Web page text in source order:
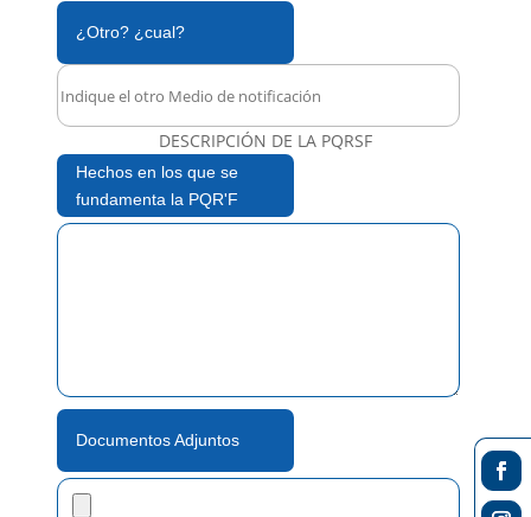
¿Otro? ¿cual?
DESCRIPCIÓN DE LA PQRSF
Hechos en los que se
fundamenta la PQR'F
Documentos Adjuntos